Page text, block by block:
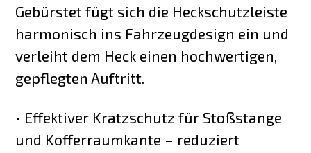
Gebürstet fügt sich die Heckschutzleiste
harmonisch ins Fahrzeugdesign ein und
verleiht dem Heck einen hochwertigen,
gepflegten Auftritt.
• Effektiver Kratzschutz für Stoßstange
und Kofferraumkante – reduziert